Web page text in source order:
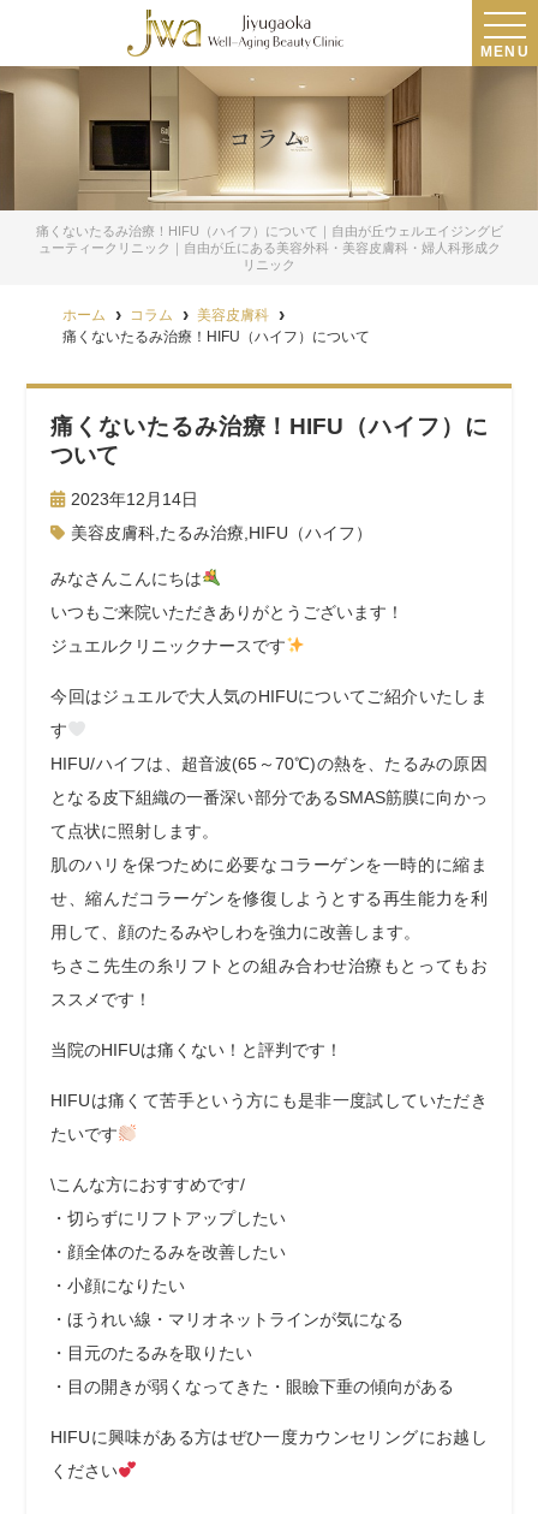
MENU
コラム
痛くないたるみ治療！HIFU（ハイフ）について｜自由が丘ウェルエイジングビ
ューティークリニック｜自由が丘にある美容外科・美容皮膚科・婦人科形成ク
リニック
ホーム コラム
美容皮膚科
痛くないたるみ治療！HIFU（ハイフ）について
痛くないたるみ治療！HIFU（ハイフ）に
ついて
2023年12月14日
美容皮膚科 たるみ治療 HIFU（ハイフ）
みなさんこんにちは
いつもご来院いただきありがとうございます！
ジュエルクリニックナースです
今回はジュエルで大人気のHIFUについてご紹介いたしま
す‍‍‍‍
HIFU/ハイフは、超音波(65～70℃)の熱を、たるみの原因
となる皮下組織の一番深い部分であるSMAS筋膜に向かっ
て点状に照射します。
肌のハリを保つために必要なコラーゲンを一時的に縮ま
せ、縮んだコラーゲンを修復しようとする再生能力を利
用して、顔のたるみやしわを強力に改善します。
ちさこ先生の糸リフトとの組み合わせ治療もとってもお
ススメです‍‍‍‍！
当院のHIFUは痛くない！と評判です！
HIFUは痛くて苦手という方にも是非一度試していただき
たいです
\こんな方におすすめです/
・切らずにリフトアップしたい
・顔全体のたるみを改善したい
・小顔になりたい
・ほうれい線・マリオネットラインが気になる
・目元のたるみを取りたい
・目の開きが弱くなってきた・眼瞼下垂の傾向がある
HIFUに興味がある方はぜひ一度カウンセリングにお越し
ください‍‍